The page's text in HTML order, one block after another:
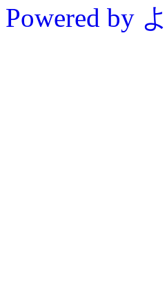
Powered by